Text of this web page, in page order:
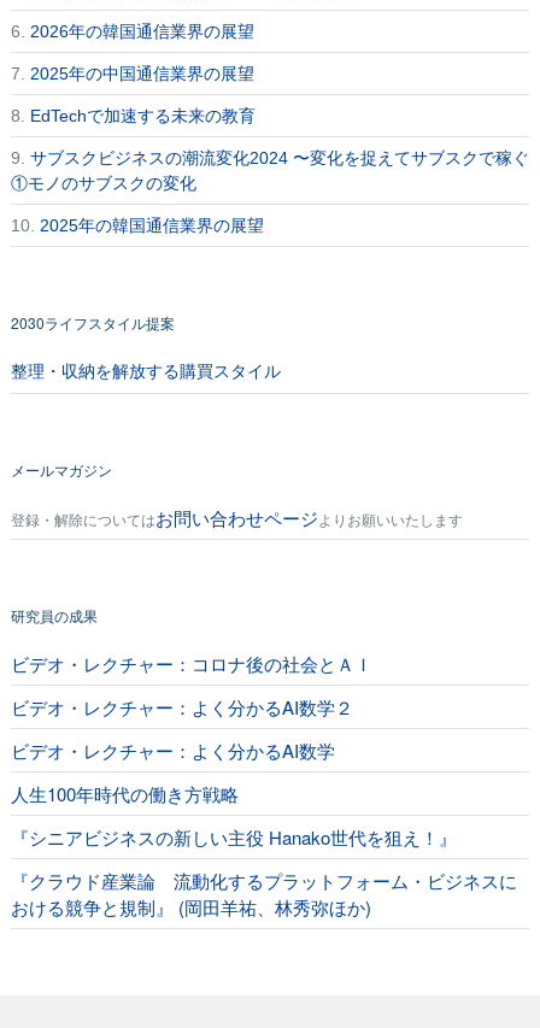
6. 2026年の韓国通信業界の展望
7. 2025年の中国通信業界の展望
8. EdTechで加速する未来の教育
9. サブスクビジネスの潮流変化2024 〜変化を捉えてサブスクで稼ぐ
①モノのサブスクの変化
10. 2025年の韓国通信業界の展望
2030ライフスタイル提案
整理・収納を解放する購買スタイル
メールマガジン
登録・解除についてはお問い合わせページ よりお願いいたします
研究員の成果
ビデオ・レクチャー：コロナ後の社会とＡＩ
ビデオ・レクチャー：よく分かるAI数学２
ビデオ・レクチャー：よく分かるAI数学
人生100年時代の働き方戦略
『シニアビジネスの新しい主役 Hanako世代を狙え！』
『クラウド産業論 流動化するプラットフォーム・ビジネスに
おける競争と規制』 (岡田羊祐、林秀弥ほか)